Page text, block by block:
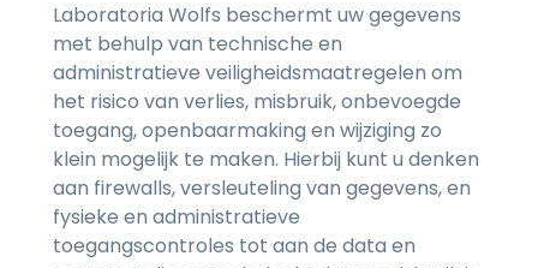
Laboratoria Wolfs beschermt uw gegevens
met behulp van technische en
administratieve veiligheidsmaatregelen om
het risico van verlies, misbruik, onbevoegde
toegang, openbaarmaking en wijziging zo
klein mogelijk te maken. Hierbij kunt u denken
aan firewalls, versleuteling van gegevens, en
fysieke en administratieve
toegangscontroles tot aan de data en